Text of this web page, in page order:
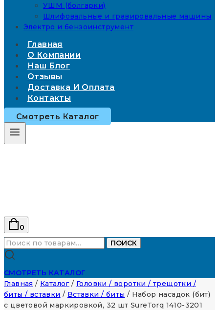
УШМ (болгарки)
Шлифовальные и гравировальные машины
Электро и бензоинструмент
Главная
О Компании
Наш Блог
Отзывы
Доставка И Оплата
Контакты
Смотреть Каталог
0
Искать:
ПОИСК
СМОТРЕТЬ КАТАЛОГ
Главная / Каталог / Головки / воротки / трещотки /
биты / вставки / Вставки / биты / Набор насадок (бит)
с цветовой маркировкой, 32 шт SureTorq 1410-3201